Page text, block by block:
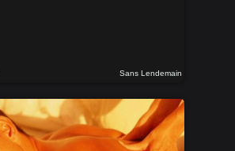
Sans Lendemain